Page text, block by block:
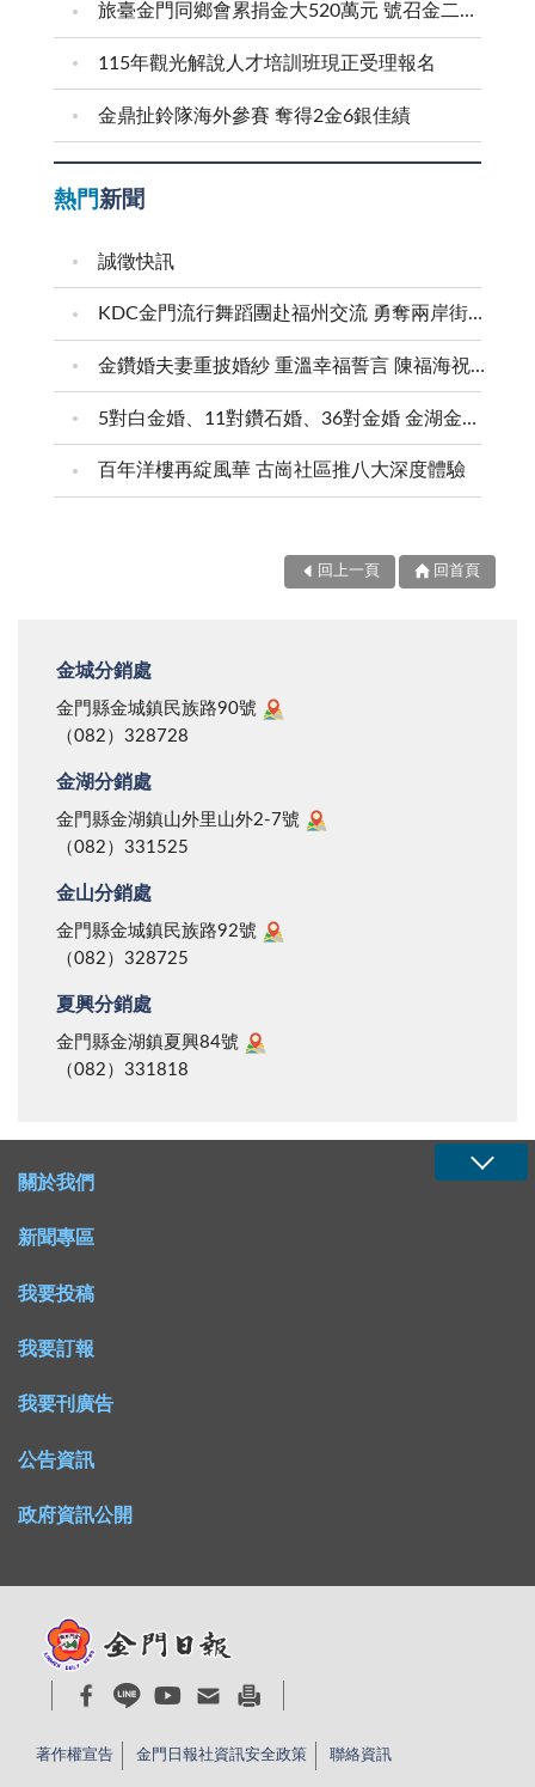
旅臺金門同鄉會累捐金大520萬元 號召金二代金三代返鄉求學
115年觀光解說人才培訓班現正受理報名
金鼎扯鈴隊海外參賽 奪得2金6銀佳績
熱門新聞
誠徵快訊
KDC金門流行舞蹈團赴福州交流 勇奪兩岸街舞賽三等獎
金鑽婚夫妻重披婚紗 重溫幸福誓言 陳福海祝福牽手半世紀 情深相守成典範
5對白金婚、11對鑽石婚、36對金婚 金湖金沙夫妻共享榮耀時刻 陳福海表揚金鑽婚夫妻 向半世紀相守家庭典範致敬
百年洋樓再綻風華 古崗社區推八大深度體驗
回上一頁 回首頁
金城分銷處
金門縣金城鎮民族路90號
（082）328728
金湖分銷處
金門縣金湖鎮山外里山外2-7號
（082）331525
金山分銷處
金門縣金城鎮民族路92號
（082）328725
夏興分銷處
金門縣金湖鎮夏興84號
（082）331818
關於我們
新聞專區
我要投稿
我要訂報
我要刊廣告
公告資訊
政府資訊公開
著作權宣告 金門日報社資訊安全政策 聯絡資訊